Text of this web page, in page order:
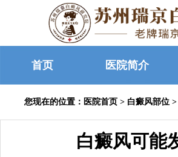
首页 医院简介
您现在的位置： 医院首页 > 白癜风部位 >
白癜风可能